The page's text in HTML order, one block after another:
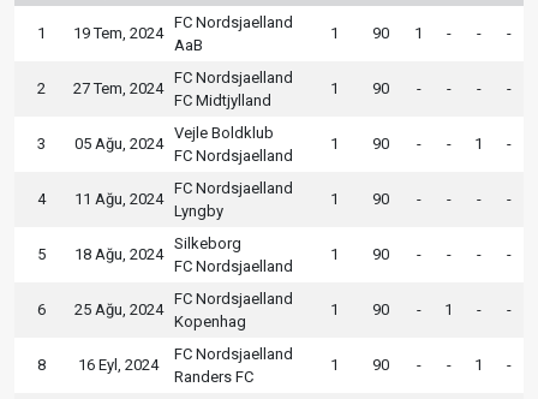
1 19 Tem, 2024
FC Nordsjaelland
AaB
1 90 1 - - -
2 27 Tem, 2024
FC Nordsjaelland
FC Midtjylland
1 90 - - - -
3 05 Ağu, 2024
Vejle Boldklub
FC Nordsjaelland
1 90 - - 1 -
4 11 Ağu, 2024
FC Nordsjaelland
Lyngby
1 90 - - - -
5 18 Ağu, 2024
Silkeborg
FC Nordsjaelland
1 90 - - - -
6 25 Ağu, 2024
FC Nordsjaelland
Kopenhag
1 90 - 1 - -
8 16 Eyl, 2024
FC Nordsjaelland
Randers FC
1 90 - - 1 -